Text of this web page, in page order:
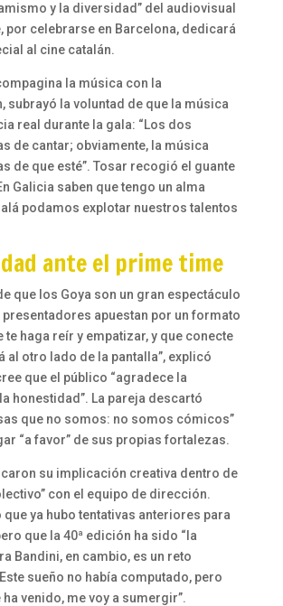
y la diversidad” del audiovisual
por celebrarse en Barcelona, dedicará
al cine catalán.
la música con la
subrayó la voluntad de que la música
real durante la gala: “Los dos
de cantar; obviamente, la música
de que esté”. Tosar recogió el guante
Galicia saben que tengo un alma
podamos explotar nuestros talentos
ante el prime time
que los Goya son un gran espectáculo
apuestan por un formato
te haga reír y empatizar, y que conecte
al otro lado de la pantalla”, explicó
que el público “agradece la
honestidad”. La pareja descartó
que no somos: no somos cómicos”
“a favor” de sus propias fortalezas.
su implicación creativa dentro de
con el equipo de dirección.
ya hubo tentativas anteriores para
que la 40ª edición ha sido “la
Bandini, en cambio, es un reto
sueño no había computado, pero
venido, me voy a sumergir”.